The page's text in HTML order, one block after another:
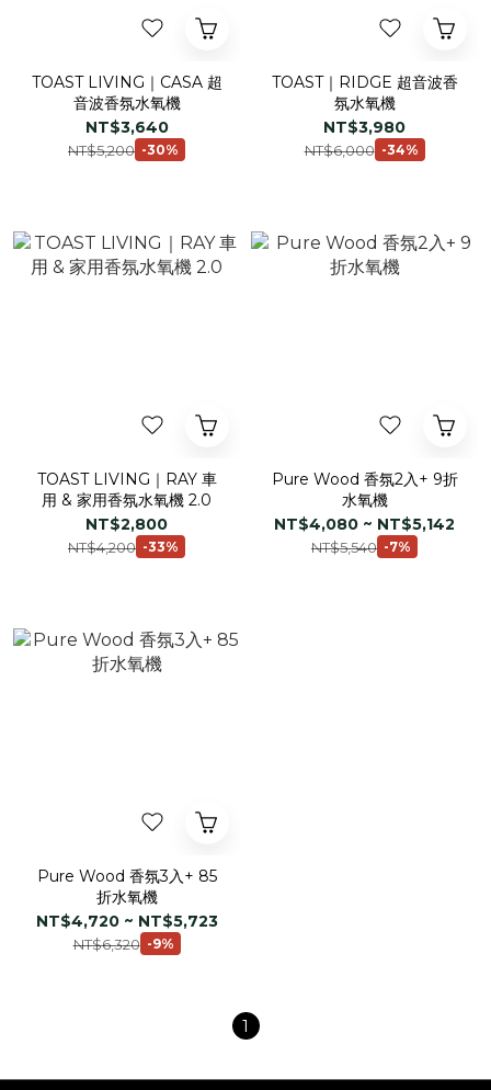
TOAST LIVING｜CASA 超
音波香氛水氧機
NT$3,640
NT$5,200 -30%
TOAST｜RIDGE 超音波香
氛水氧機
NT$3,980
NT$6,000 -34%
TOAST LIVING｜RAY 車
用 & 家用香氛水氧機 2.0
NT$2,800
NT$4,200 -33%
Pure Wood 香氛2入+ 9折
水氧機
NT$4,080 ~ NT$5,142
NT$5,540 -7%
Pure Wood 香氛3入+ 85
折水氧機
NT$4,720 ~ NT$5,723
NT$6,320 -9%
1